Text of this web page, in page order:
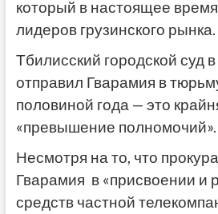
который в настоящее
лидеров грузинского рынка.
Тбилисский городской суд
отправил Гварамия в
половиной года — это
«превышение полномочий».
Несмотря на то, что
Гварамия в «присвоении и
средств частной